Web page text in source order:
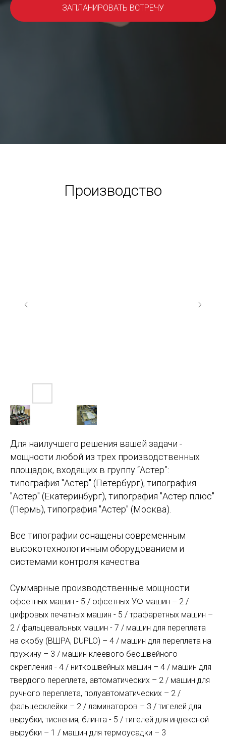
ЗАПЛАНИРОВАТЬ ВСТРЕЧУ
Производство
Для наилучшего решения вашей задачи -
мощности любой из трех производственных
площадок, входящих в группу “Астер”:
типография "Астер" (Петербург), типография
"Астер" (Екатеринбург), типография "Астер плюс"
(Пермь), типография "Астер" (Москва).
Все типографии оснащены современным
высокотехнологичным оборудованием и
системами контроля качества.
Суммарные производственные мощности:
офсетных машин - 5 / офсетных УФ машин – 2 /
цифровых печатных машин - 5 / трафаретных машин –
2 / фальцевальных машин - 7 / машин для переплета
на скобу (ВШРА, DUPLO) – 4 / машин для переплета на
пружину – 3 / машин клеевого бесшвейного
скрепления - 4 / ниткошвейных машин – 4 / машин для
твердого переплета, автоматических – 2 / машин для
ручного переплета, полуавтоматических – 2 /
фальцесклейки – 2 / ламинаторов – 3 / тигелей для
вырубки, тиснения, блинта - 5 / тигелей для индексной
вырубки – 1 / машин для термоусадки – 3